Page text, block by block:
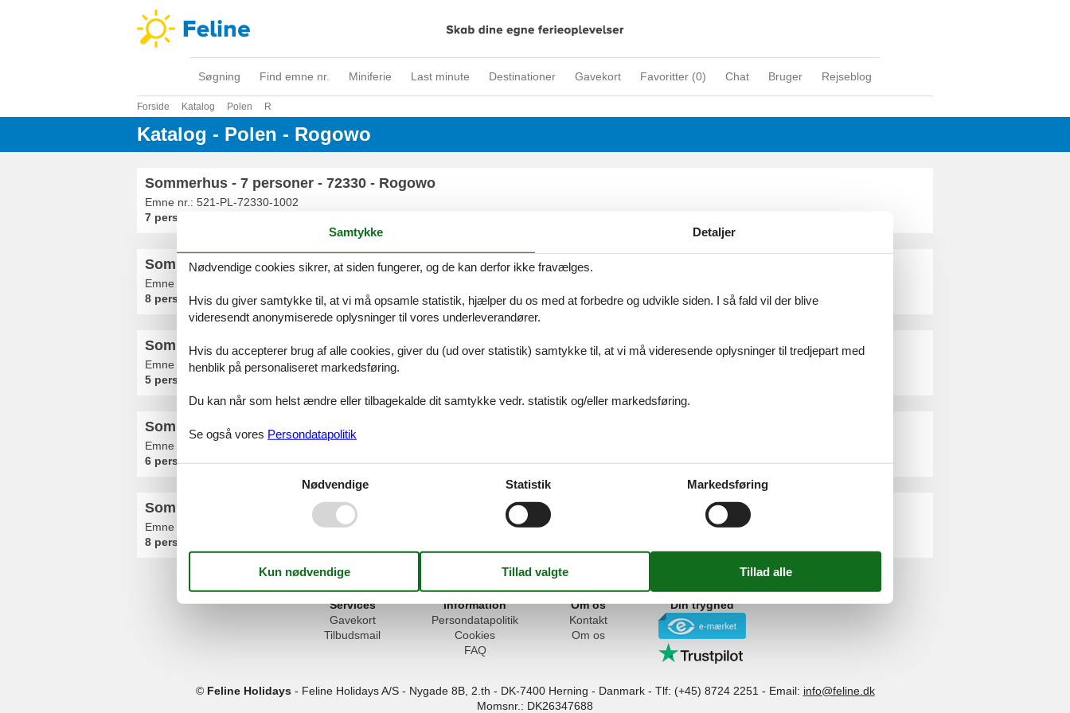
Søgning Find emne nr. Miniferie Last minute Destinationer Gavekort Favoritter (0) Chat Bruger Rejseblog
Forside Katalog Polen R
Katalog - Polen - Rogowo
Sommerhus - 7 personer - 72330 - Rogowo
Emne nr.: 521-PL-72330-1002
7 personer
Sommerhus - 8 personer - 72330 - Rogowo
Emne nr.:
8 personer
Sommerhus - 5 personer - 72330 - Rogowo
Emne nr.:521-PL-72330-1001
5 personer
Sommerhus - 6 personer - 72-330 - Rogowo
Emne nr.:
6 personer
Sommerhus - 8 personer - Konwaliowa - Rogowo - 72-330 - Mrzezyno
Emne nr.:
8 personer
Services
Gavekort
Tilbudsmail
Information
Persondatapolitik
Cookies
FAQ
Om os
Kontakt
Om os
Din tryghed
© Feline Holidays- Feline Holidays A/S- Nygade 8B, 2.th - DK-7400 Herning - Danmark - Tlf: (+45) 8724 2251 - Email: info@feline.dk
Momsnr.: DK26347688
Samtykke Detaljer
Nødvendige cookies sikrer, at siden fungerer, og de kan derfor ikke fravælges.
Hvis du giver samtykke til, at vi må opsamle statistik, hjælper du os med at forbedre og udvikle siden. I så fald vil der blive
videresendt anonymiserede oplysninger til vores underleverandører.
Hvis du accepterer brug af alle cookies, giver du (ud over statistik) samtykke til, at vi må videresende oplysninger til tredjepart med
henblik på personaliseret markedsføring.
Du kan når som helst ændre eller tilbagekalde dit samtykke vedr. statistik og/eller markedsføring.
Se også vores Persondatapolitik
Nødvendige Statistik Markedsføring